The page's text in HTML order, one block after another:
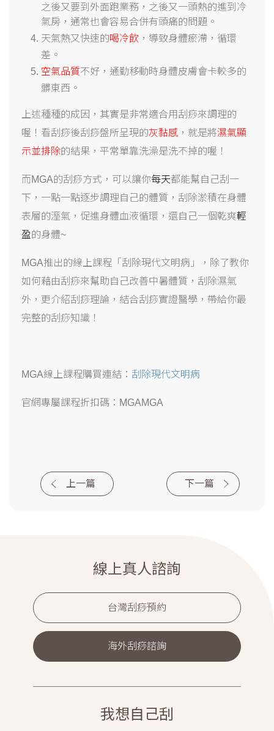
之後又要到外面跑業務，之後又一頭熱的進到冷
氣房，通常也會容易合併有頭痛的問題。
天氣熱又快速的喝冷飲 ，導致身體瘀滯，循環
差。
空氣品質不好，通勤移動時身體皮膚會卡較多的
髒東西。
上述種種的成因，其實是非常適合用刮痧來調理的
喔！看刮痧後刮痧盤所呈現的灰黏感 ，就是將濕氣顯
示並排除的結果，平常單靠洗澡是洗不掉的喔！
而MGA的刮痧方式，可以讓你每天都能幫自己刮一
下，一點一點逐步調理自己的體質，刮除淤積在身體
表層的溼氣，促進身體血液循環，還自己一個乾爽輕
盈的身體~
MGA推出的線上課程「刮除現代文明病」，除了教你
如何藉由刮痧來幫助自己改善中暑體質，刮除濕氣
外，更介紹刮痧理論，結合刮痧實證醫學，帶給你最
完整的刮痧知識！
MGA線上課程購買連結： 刮除現代文明病
官網專屬課程折扣碼：MGAMGA
上一篇 下一篇
線上真人諮詢
台灣刮痧預約
海外刮痧諮詢
我想自己刮